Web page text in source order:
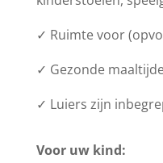
✓ Ruimte voor
✓ Gezonde
✓ Luiers zijn
Voor uw kind: